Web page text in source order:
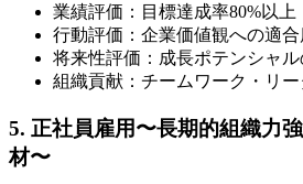
業績評価：目標達成率80%以上
行動評価：企業価値観への適合
将来性評価：成長ポテンシャル
組織貢献：チームワーク・リ
5. 正社員雇用〜長期的組織力
材〜